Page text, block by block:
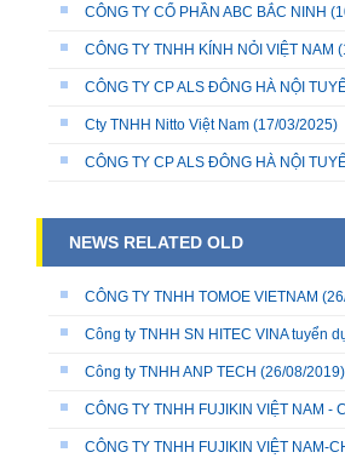
CÔNG TY CỔ PHẦN ABC BẮC NINH
CÔNG TY TNHH KÍNH NỎI VIỆT NAM
CÔNG TY CP ALS ĐÔNG HÀ NỘI
Cty TNHH Nitto Việt Nam (17/03/2025)
CÔNG TY CP ALS ĐÔNG HÀ NỘI
NEWS RELATED OLD
CÔNG TY TNHH TOMOE VIETNAM
Công ty TNHH SN HITEC VINA tuyển
Công ty TNHH ANP TECH (26/08/2019)
CÔNG TY TNHH FUJIKIN VIỆT NAM -
CÔNG TY TNHH FUJIKIN VIỆT NAM-